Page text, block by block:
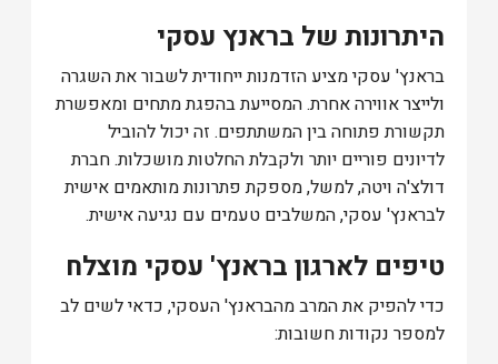
היתרונות של בראנץ עסקי
בראנץ' עסקי מציע הזדמנות ייחודית לשבור את השגרה
ולייצר אווירה אחרת. המסייעת בהפגת מתחים ומאפשרת
תקשורת פתוחה בין המשתתפים. זה יכול להוביל
לדיונים פוריים יותר ולקבלת החלטות מושכלות. חברת
דולצ'ה ויטה, למשל, מספקת פתרונות מותאמים אישית
לבראנץ' עסקי, המשלבים טעמים עם נגיעה אישית.
טיפים לארגון בראנץ' עסקי מוצלח
כדי להפיק את המרב מהבראנץ' העסקי, כדאי לשים לב
למספר נקודות חשובות: